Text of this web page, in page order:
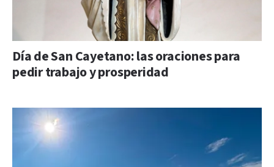
Día de San Cayetano: las oraciones para
pedir trabajo y prosperidad